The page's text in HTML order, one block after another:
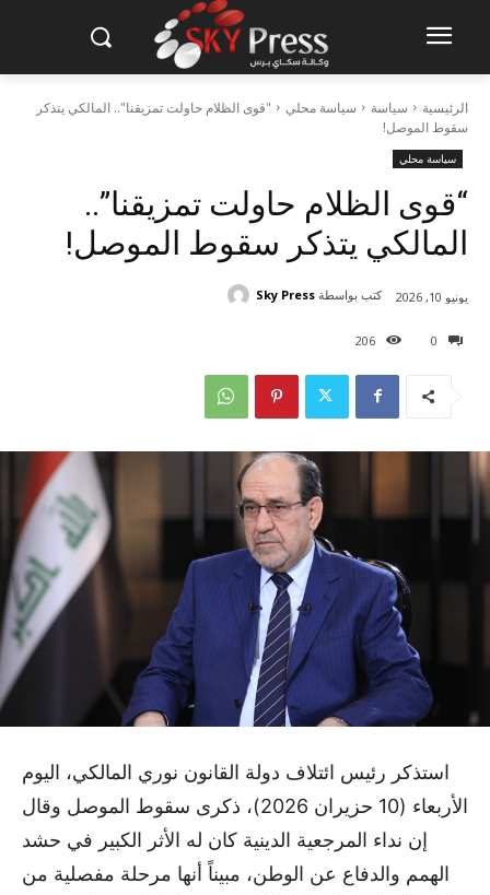
الرئيسية سياسة سياسة محلي
"قوى الظلام حاولت تمزيقنا".. المالكي يتذكر
سقوط الموصل!
سياسة محلي
“قوى الظلام حاولت تمزيقنا”..
المالكي يتذكر سقوط الموصل!
0
206
يونيو 10, 2026 كتب بواسطة Sky Press
استذكر رئيس ائتلاف دولة القانون نوري المالكي، اليوم
الأربعاء (10 حزيران 2026)، ذكرى سقوط الموصل وقال
إن نداء المرجعية الدينية كان له الأثر الكبير في حشد
الهمم والدفاع عن الوطن، مبيناً أنها مرحلة مفصلية من